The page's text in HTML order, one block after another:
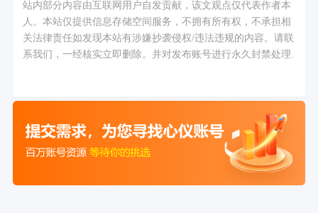
站内部分内容由互联网用户自发贡献，该文观点仅代表作者本
人。本站仅提供信息存储空间服务，不拥有所有权，不承担相
关法律责任如发现本站有涉嫌抄袭侵权/违法违规的内容。请联
系我们，一经核实立即删除。并对发布账号进行永久封禁处理.